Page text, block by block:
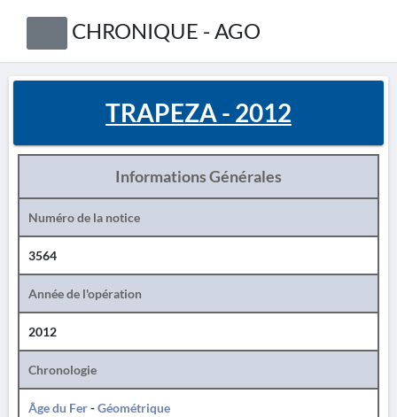
CHRONIQUE - AGO
TRAPEZA - 2012
Informations Générales
Numéro de la notice
3564
Année de l'opération
2012
Chronologie
Âge du Fer-Géométrique